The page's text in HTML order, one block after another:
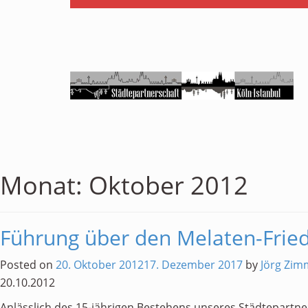
Monat: Oktober 2012
Führung über den Melaten-
Posted on 20. Oktober 201217. Dezember 2017 by Jörg
20.10.2012